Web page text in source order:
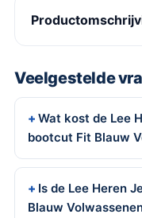
Veelgestelde
Wat kost de Lee
bootcut Fit Blauw
Is de Lee Heren
Blauw